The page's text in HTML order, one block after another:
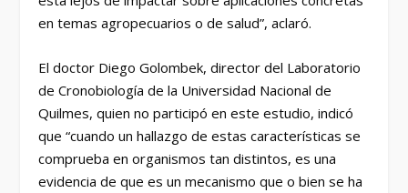
en temas agropecuarios o de salud”, aclaró.
El doctor Diego Golombek, director del Laboratorio
de Cronobiología de la Universidad Nacional de
Quilmes, quien no participó en este estudio, indicó
que “cuando un hallazgo de estas características se
comprueba en organismos tan distintos, es una
evidencia de que es un mecanismo que o bien se ha